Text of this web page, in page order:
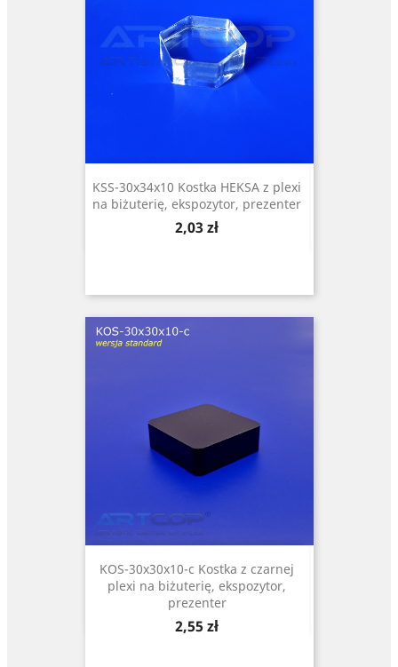
KSS-30x34x10 Kostka HEKSA z plexi
na biżuterię, ekspozytor, prezenter
Cena
2,03 zł
KOS-30x30x10-c Kostka z czarnej
plexi na biżuterię, ekspozytor,
prezenter
Cena
2,55 zł